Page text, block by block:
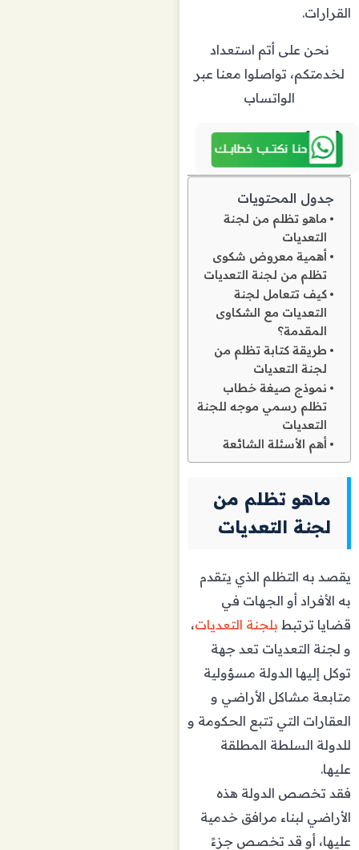
القرارات.
نحن على أتم استعداد
لخدمتكم، تواصلوا معنا عبر
الواتساب
جدول المحتويات
ماهو تظلم من لجنة
التعديات
أهمية معروض شكوى
تظلم من لجنة التعديات
كيف تتعامل لجنة
التعديات مع الشكاوى
المقدمة؟
طريقة كتابة تظلم من
لجنة التعديات
نموذج صيغة خطاب
تظلم رسمي موجه للجنة
التعديات
أهم الأسئلة الشائعة
ماهو تظلم من
لجنة التعديات
يقصد به التظلم الذي يتقدم
به الأفراد أو الجهات في
قضايا ترتبط بلجنة التعديات،
و لجنة التعديات تعد جهة
توكل إليها الدولة مسؤولية
متابعة مشاكل الأراضي و
العقارات التي تتبع الحكومة و
للدولة السلطة المطلقة
عليها.
فقد تخصص الدولة هذه
الأراضي لبناء مرافق خدمية
عليها، أو قد تخصص جزءً